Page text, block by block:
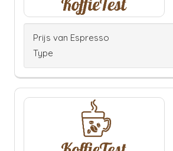
Prijs van Espresso
Type